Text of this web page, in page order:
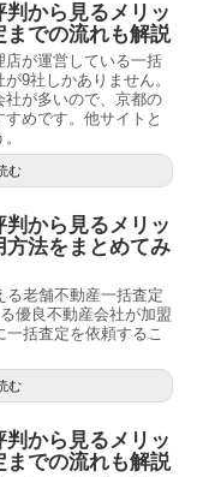
から見るメリッ
までの流れも解説
が運営している一括
9社しかありません。
社が多いので、京都の
めです。他サイトと
む
判から見るメリッ
方法をまとめてみ
る老舗不動産一括査定
優良不動産会社が加盟
一括査定を依頼するこ
む
から見るメリッ
までの流れも解説